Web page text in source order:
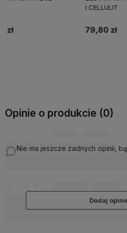
79,80 zł
Opinie o produkcie (0)
Nie ma jeszcze żadnych opinii,
Dodaj